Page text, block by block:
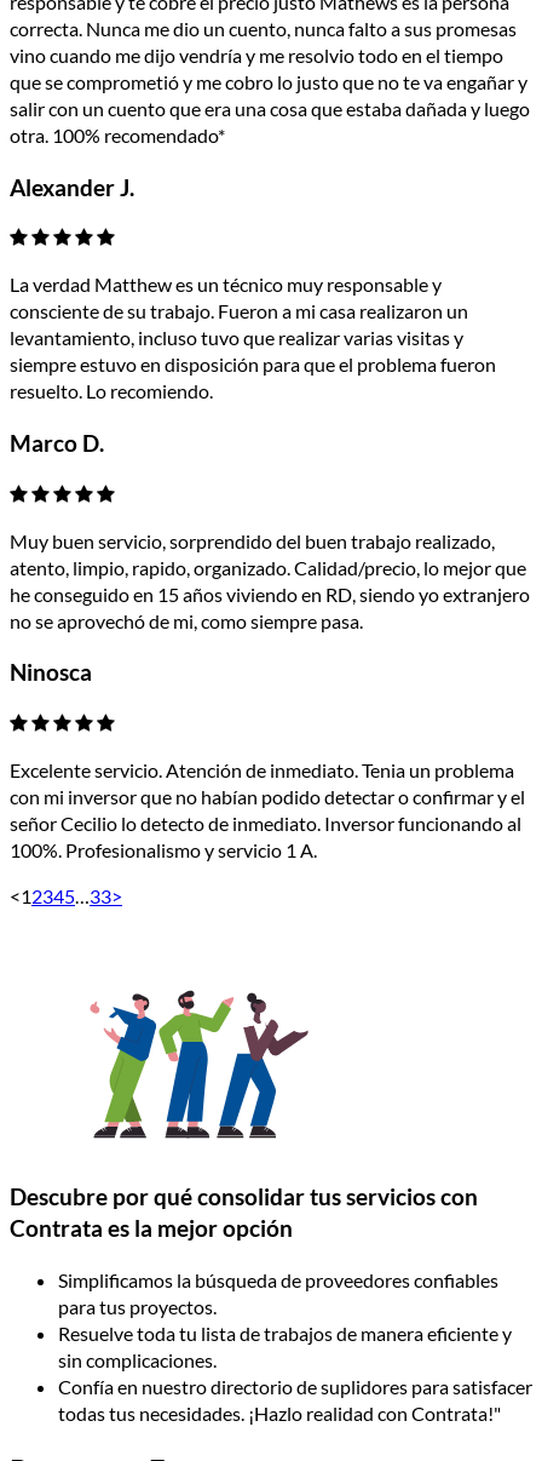
correcta. Nunca me dio un cuento, nunca falto a sus promesas
vino cuando me dijo vendría y me resolvio todo en el tiempo
que se comprometió y me cobro lo justo que no te va engañar y
salir con un cuento que era una cosa que estaba dañada y luego
otra. 100% recomendado*
Alexander J.
La verdad Matthew es un técnico muy responsable y
consciente de su trabajo. Fueron a mi casa realizaron un
levantamiento, incluso tuvo que realizar varias visitas y
siempre estuvo en disposición para que el problema fueron
resuelto. Lo recomiendo.
Marco D.
Muy buen servicio, sorprendido del buen trabajo realizado,
atento, limpio, rapido, organizado. Calidad/precio, lo mejor que
he conseguido en 15 años viviendo en RD, siendo yo extranjero
no se aprovechó de mi, como siempre pasa.
Ninosca
Excelente servicio. Atención de inmediato. Tenia un problema
con mi inversor que no habían podido detectar o confirmar y el
señor Cecilio lo detecto de inmediato. Inversor funcionando al
100%. Profesionalismo y servicio 1 A.
<12345…33>
Descubre por qué consolidar tus servicios con
Contrata es la mejor opción
Simplificamos la búsqueda de proveedores confiables
para tus proyectos.
Resuelve toda tu lista de trabajos de manera eficiente y
sin complicaciones.
Confía en nuestro directorio de suplidores para satisfacer
todas tus necesidades. ¡Hazlo realidad con Contrata!"